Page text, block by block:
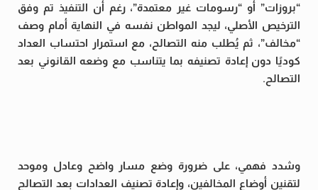
“بروزات” أو “رسومات غير معتمدة”، رغم أن التنفيذ تم وفق
الترخيص الأصلي، ليجد المواطن نفسه في النهاية أمام وصف
“مخالف”، ثم يُطلب منه التصالح، مع استمرار احتساب العداد
كوديًا دون إعادة تصنيفه بما يتناسب مع وضعه القانوني بعد
التصالح.
وشدد فهمي، على ضرورة وضع مسار واضح وعادل وموحد
لتقنين أوضاع المخالفين، وإعادة تصنيف العدادات بعد التصالح